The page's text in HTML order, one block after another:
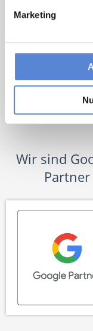
Marketing
Wir sind
Partner